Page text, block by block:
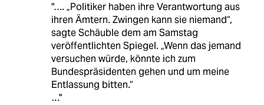
"…. „Politiker haben ihre Verantwortung aus
ihren Ämtern. Zwingen kann sie niemand“,
sagte Schäuble dem am Samstag
veröffentlichten Spiegel. „Wenn das jemand
versuchen würde, könnte ich zum
Bundespräsidenten gehen und um meine
Entlassung bitten.“
…"